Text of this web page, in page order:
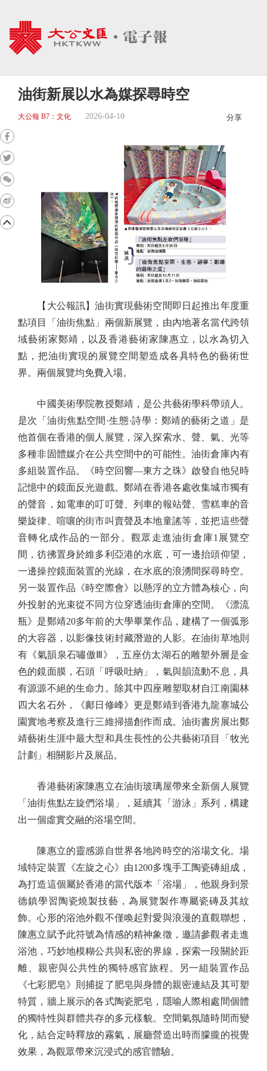
油街新展以水為媒探尋時空
大公報 B7：文化 2026-04-10 分享
【大公報訊】油街實現藝術空間即日起推出年度重
點項目「油街焦點」兩個新展覽，由內地著名當代跨領
域藝術家鄭靖，以及香港藝術家陳惠立，以水為切入
點，把油街實現的展覽空間塑造成各具特色的藝術世
界。兩個展覽均免費入場。
中國美術學院教授鄭靖，是公共藝術學科帶頭人。
是次「油街焦點空間·生態·詩學：鄭靖的藝術之道」是
他首個在香港的個人展覽，深入探索水、聲、氣、光等
多種非固體媒介在公共空間中的可能性。油街倉庫內有
多組裝置作品。《時空回響—東方之珠》啟發自他兒時
記憶中的鏡面反光遊戲。鄭靖在香港各處收集城市獨有
的聲音，如電車的叮叮聲、列車的報站聲、雪糕車的音
樂旋律、喧嚷的街市叫賣聲及本地童謠等，並把這些聲
音轉化成作品的一部分。觀眾走進油街倉庫1展覽空
間，彷彿置身於維多利亞港的水底，可一邊抬頭仰望，
一邊操控鏡面裝置的光線，在水底的浪湧間探尋時空。
另一裝置作品《時空際會》以懸浮的立方體為核心，向
外投射的光束從不同方位穿透油街倉庫的空間。《漂流
瓶》是鄭靖20多年前的大學畢業作品，建構了一個弧形
的大容器，以影像技術封藏潛遊的人影。在油街草地則
有《氣韻泉石嘯傲Ⅲ》，五座仿太湖石的雕塑外層是金
色的鏡面膜，石頭「呼吸吐納」，氣與韻流動不息，具
有源源不絕的生命力。除其中四座雕塑取材自江南園林
四大名石外，《鄺日修峰》更是鄭靖到香港九龍寨城公
園實地考察及進行三維掃描創作而成。油街書房展出鄭
靖藝術生涯中最大型和具生長性的公共藝術項目「牧光
計劃」相關影片及展品。
香港藝術家陳惠立在油街玻璃屋帶來全新個人展覽
「油街焦點左旋們浴場」，延續其「游泳」系列，構建
出一個虛實交融的浴場空間。
陳惠立的靈感源自世界各地跨時空的浴場文化。場
域特定裝置《左旋之心》由1200多塊手工陶瓷磚組成，
為打造這個屬於香港的當代版本「浴場」，他親身到景
德鎮學習陶瓷燒製技藝，為展覽製作專屬瓷磚及其紋
飾。心形的浴池外觀不僅喚起對愛與浪漫的直觀聯想，
陳惠立賦予此符號為情感的精神象徵，邀請參觀者走進
浴池，巧妙地模糊公共與私密的界線，探索一段關於距
離、親密與公共性的獨特感官旅程。另一組裝置作品
《七彩肥皂》則捕捉了肥皂與身體的親密連結及其可塑
特質，牆上展示的各式陶瓷肥皂，隱喻人際相處間個體
的獨特性與群體共存的多元樣貌。空間氣氛隨時間而變
化，結合定時釋放的霧氣，展廳營造出時而朦朧的視覺
效果，為觀眾帶來沉浸式的感官體驗。